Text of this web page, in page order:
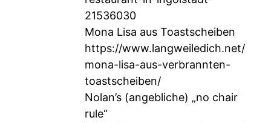
21536030
Mona Lisa aus Toastscheiben
https://www.langweiledich.net/
mona-lisa-aus-verbrannten-
toastscheiben/
Nolan’s (angebliche) „no chair
rule“